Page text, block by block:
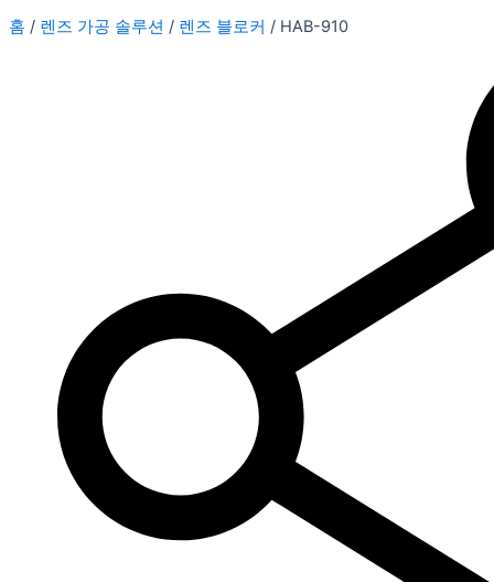
홈 / 렌즈 가공 솔루션 / 렌즈 블로커 / HAB-910